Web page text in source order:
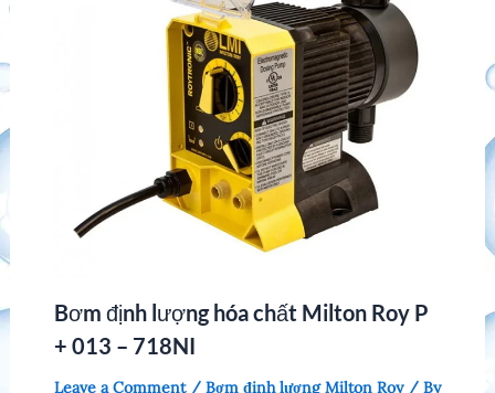
Bơm định lượng hóa chất Milton Roy P
+ 013 – 718NI
Leave a Comment / Bơm định lượng Milton Roy/ By